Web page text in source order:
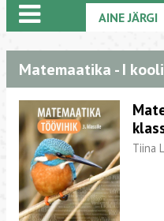
AINE JÄRGI
Matemaatika - I
Tiina